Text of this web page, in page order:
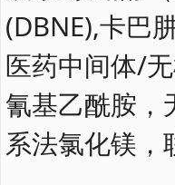
(DBNE),卡巴
医药中间体/
氰基乙酰胺，
系法氯化镁，